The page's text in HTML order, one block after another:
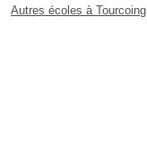
Autres écoles à Tourcoing